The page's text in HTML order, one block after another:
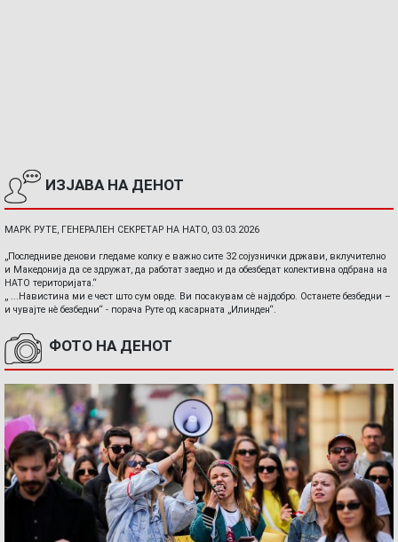
ИЗЈАВА НА ДЕНОТ
МАРК РУТЕ, ГЕНЕРАЛЕН СЕКРЕТАР НА НАТО, 03.03.2026
„Последниве денови гледаме колку е важно сите 32 сојузнички држави, вклучително
и Македонија да се здружат, да работат заедно и да обезбедат колективна одбрана на
НАТО територијата.“
„ ...Навистина ми е чест што сум овде. Ви посакувам сè најдобро. Останете безбедни –
и чувајте нè безбедни“ - порача Руте од касарната „Илинден“.
ФОТО НА ДЕНОТ